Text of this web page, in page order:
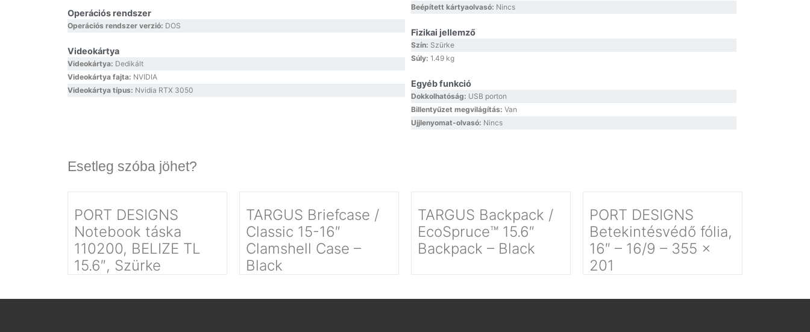
Operációs rendszer
Operációs rendszer verzió: DOS
Videokártya
Videokártya: Dedikált
Videokártya fajta: NVIDIA
Videokártya típus: Nvidia RTX 3050
Beépített kártyaolvasó: Nincs
Fizikai jellemző
Szín: Szürke
Súly: 1.49 kg
Egyéb funkció
Dokkolhatóság: USB porton
Billentyűzet megvilágítás: Van
Ujjlenyomat-olvasó: Nincs
Esetleg szóba jöhet?
PORT DESIGNS
Notebook táska
110200, BELIZE TL
15.6″, Szürke
TARGUS Briefcase /
Classic 15-16″
Clamshell Case –
Black
TARGUS Backpack /
EcoSpruce™ 15.6″
Backpack – Black
PORT DESIGNS
Betekintésvédő fólia,
16″ – 16/9 – 355 x
201